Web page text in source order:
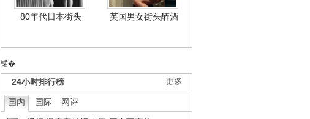
80年代日本街头 英国男女街头醉酒
锘�
更多
24小时排行榜
国内 国际 网评